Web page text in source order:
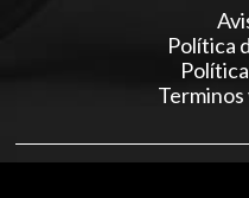
Política